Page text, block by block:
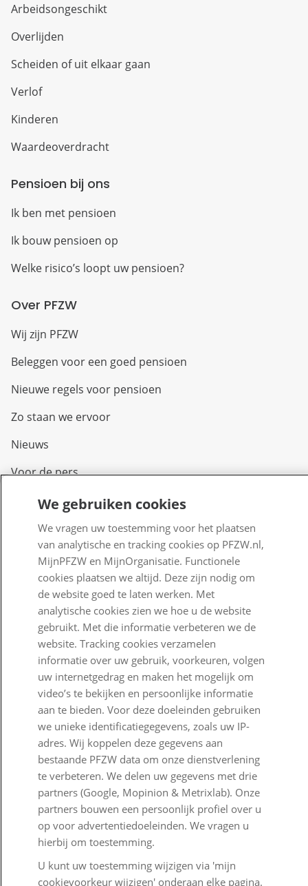
Arbeidsongeschikt
Overlijden
Scheiden of uit elkaar gaan
Verlof
Kinderen
Waardeoverdracht
Pensioen bij ons
Ik ben met pensioen
Ik bouw pensioen op
Welke risico’s loopt uw pensioen?
Over PFZW
Wij zijn PFZW
Beleggen voor een goed pensioen
Nieuwe regels voor pensioen
Zo staan we ervoor
Nieuws
Voor de pers
PFZW Dichtbij
Werken bij PFZW
Responsible disclosure
Digitale toegankelijkheid
Goed Bezig
Klantenservice
Contact
Veelgestelde vragen
Klachtenregeling
Nieuwsbrief
Digitale post
Formulieren
Disclaimer en copyright Privacy en cookies
We gebruiken cookies
We vragen uw toestemming voor het plaatsen
van analytische en tracking cookies op PFZW.nl,
MijnPFZW en MijnOrganisatie. Functionele
cookies plaatsen we altijd. Deze zijn nodig om
de website goed te laten werken. Met
analytische cookies zien we hoe u de website
gebruikt. Met die informatie verbeteren we de
website. Tracking cookies verzamelen
informatie over uw gebruik, voorkeuren, volgen
uw internetgedrag en maken het mogelijk om
video’s te bekijken en persoonlijke informatie
aan te bieden. Voor deze doeleinden gebruiken
we unieke identificatiegegevens, zoals uw IP-
adres. Wij koppelen deze gegevens aan
bestaande PFZW data om onze dienstverlening
te verbeteren. We delen uw gegevens met drie
partners (Google, Mopinion & Metrixlab). Onze
partners bouwen een persoonlijk profiel over u
op voor advertentiedoeleinden. We vragen u
hierbij om toestemming.
U kunt uw toestemming wijzigen via 'mijn
cookievoorkeur wijzigen' onderaan elke pagina.